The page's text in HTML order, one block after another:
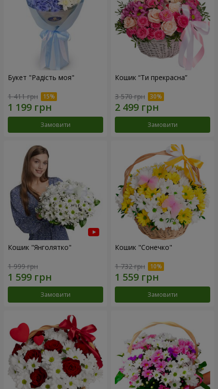
Букет "Радість моя"
1 411 грн
Замовити
Кошик “Ти прекрасна”
3 570 грн
Замовити
Кошик "Янголятко"
1 999 грн
Замовити
Кошик "Сонечко"
1 732 грн
Замовити